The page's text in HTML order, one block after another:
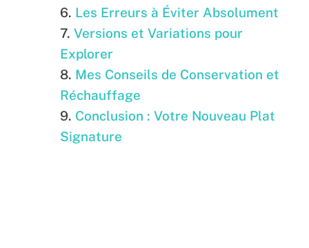
Les Erreurs à Éviter Absolument
Versions et Variations pour
Explorer
Mes Conseils de Conservation et
Réchauffage
Conclusion : Votre Nouveau Plat
Signature